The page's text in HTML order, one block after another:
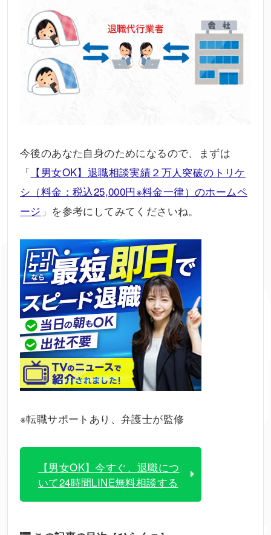
今後のあなた自身のためになるので、まずは
「 【男女OK】退職相談実績２万人突破のトリケ
シ（料金：税込25,000円※料金一律）のホームペ
ージ 」を参考にしてみてくださいね。
※転職サポートあり、弁護士が監修
【男女OK】今すぐ、退職につ
いて24時間LINE無料相談する